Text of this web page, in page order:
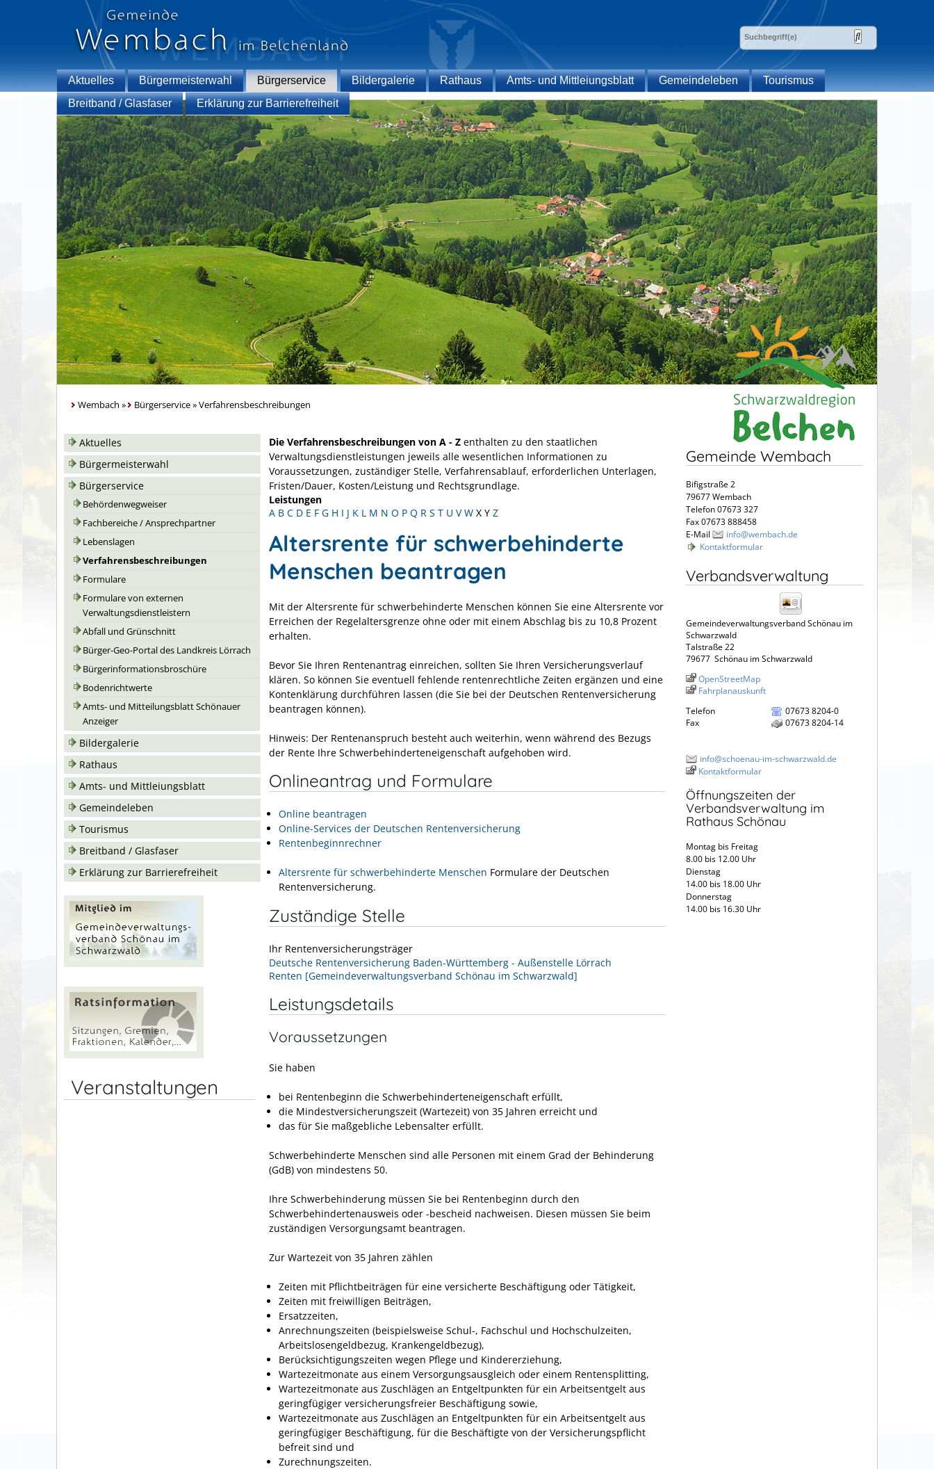
Aktuelles Bürgermeisterwahl Bürgerservice Bildergalerie Rathaus Amts- und Mittleiungsblatt Gemeindeleben
Tourismus
Breitband / Glasfaser
Erklärung zur Barrierefreiheit
Wembach » Bürgerservice»Verfahrensbeschreibungen
Aktuelles
Bürgermeisterwahl
Bürgerservice
Behördenwegweiser
Fachbereiche / Ansprechpartner
Lebenslagen
Verfahrensbeschreibungen
Formulare
Formulare von externen
Verwaltungsdienstleistern
Abfall und Grünschnitt
Bürger-Geo-Portal des Landkreis Lörrach
Bürgerinformationsbroschüre
Bodenrichtwerte
Amts- und Mitteilungsblatt Schönauer
Anzeiger
Bildergalerie
Rathaus
Amts- und Mittleiungsblatt
Gemeindeleben
Tourismus
Breitband / Glasfaser
Erklärung zur Barrierefreiheit
Veranstaltungen
Die Verfahrensbeschreibungen von A - Z enthalten zu den staatlichen
Verwaltungsdienstleistungen jeweils alle wesentlichen Informationen zu
Voraussetzungen, zuständiger Stelle, Verfahrensablauf, erforderlichen Unterlagen,
Fristen/Dauer, Kosten/Leistung und Rechtsgrundlage.
Leistungen
A B C D E F G H I J K L M N O P Q R S T U V W X Y Z
Altersrente für schwerbehinderte
Menschen beantragen
Mit der Altersrente für schwerbehinderte Menschen können Sie eine Altersrente vor
Erreichen der Regelaltersgrenze ohne oder mit einem Abschlag bis zu 10,8 Prozent
erhalten.
Bevor Sie Ihren Rentenantrag einreichen, sollten Sie Ihren Versicherungsverlauf
klären. So können Sie eventuell fehlende rentenrechtliche Zeiten ergänzen und eine
Kontenklärung durchführen lassen (die Sie bei der Deutschen Rentenversicherung
beantragen können).
Hinweis: Der Rentenanspruch besteht auch weiterhin, wenn während des Bezugs
der Rente Ihre Schwerbehinderteneigenschaft aufgehoben wird.
Onlineantrag und Formulare
Online beantragen
Online-Services der Deutschen Rentenversicherung
Rentenbeginnrechner
Altersrente für schwerbehinderte Menschen Formulare der Deutschen
Rentenversicherung.
Zuständige Stelle
Ihr Rentenversicherungsträger
Deutsche Rentenversicherung Baden-Württemberg - Außenstelle Lörrach
Renten [Gemeindeverwaltungsverband Schönau im Schwarzwald]
Leistungsdetails
Voraussetzungen
Sie haben
bei Rentenbeginn die Schwerbehinderteneigenschaft erfüllt,
die Mindestversicherungszeit (Wartezeit) von 35 Jahren erreicht und
das für Sie maßgebliche Lebensalter erfüllt.
Schwerbehinderte Menschen sind alle Personen mit einem Grad der Behinderung
(GdB) von mindestens 50.
Ihre Schwerbehinderung müssen Sie bei Rentenbeginn durch den
Schwerbehindertenausweis oder -bescheid nachweisen. Diesen müssen Sie beim
zuständigen Versorgungsamt beantragen.
Zur Wartezeit von 35 Jahren zählen
Zeiten mit Pflichtbeiträgen für eine versicherte Beschäftigung oder Tätigkeit,
Zeiten mit freiwilligen Beiträgen,
Ersatzzeiten,
Anrechnungszeiten (beispielsweise Schul-, Fachschul und Hochschulzeiten,
Arbeitslosengeldbezug, Krankengeldbezug),
Berücksichtigungszeiten wegen Pflege und Kindererziehung,
Wartezeitmonate aus einem Versorgungsausgleich oder einem Rentensplitting,
Wartezeitmonate aus Zuschlägen an Entgeltpunkten für ein Arbeitsentgelt aus
geringfügiger versicherungsfreier Beschäftigung sowie,
Wartezeitmonate aus Zuschlägen an Entgeltpunkten für ein Arbeitsentgelt aus
geringfügiger Beschäftigung, für die Beschäftigte von der Versicherungspflicht
befreit sind und
Zurechnungszeiten.
Gemeinde Wembach
Bifigstraße 2
79677 Wembach
Telefon 07673 327
Fax 07673 888458
E-Mail
info@wembach.de
Kontaktformular
Verbandsverwaltung
Gemeindeverwaltungsverband Schönau im
Schwarzwald
Talstraße 22
79677 Schönau im Schwarzwald
OpenStreetMap
Fahrplanauskunft
Telefon
07673 8204-0
Fax
07673 8204-14
info@schoenau-im-schwarzwald.de
Kontaktformular
Öffnungszeiten der
Verbandsverwaltung im
Rathaus Schönau
Montag bis Freitag
8.00 bis 12.00 Uhr
Dienstag
14.00 bis 18.00 Uhr
Donnerstag
14.00 bis 16.30 Uhr